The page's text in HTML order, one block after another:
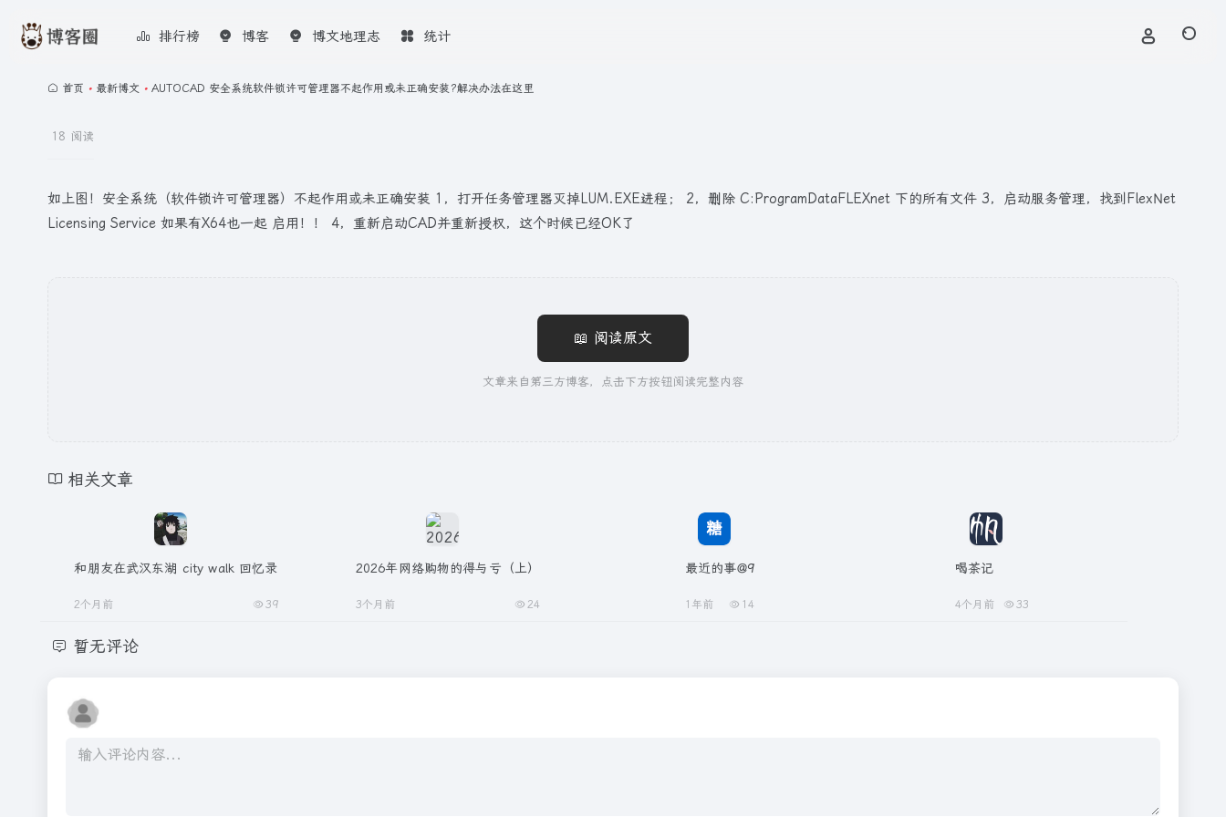
排行榜 博客 博文地理志 统计
首页 • 最新博文 • AUTOCAD 安全系统软件锁许可管理器不起作用或未正确安装?解决办法在这里
18 阅读
如上图！安全系统（软件锁许可管理器）不起作用或未正确安装 1，打开任务管理器灭掉LUM.EXE进程； 2，删除 C:ProgramDataFLEXnet 下的所有文件 3，启动服务管理，找到FlexNet
Licensing Service 如果有X64也一起 启用！！ 4，重新启动CAD并重新授权，这个时候已经OK了
📖 阅读原文
文章来自第三方博客，点击下方按钮阅读完整内容
相关文章
和朋友在武汉东湖 city walk 回忆录
2个月前 39
2026年网络购物的得与亏（上）
3个月前 24
最近的事@9
1年前 14
喝茶记
4个月前 33
暂无评论